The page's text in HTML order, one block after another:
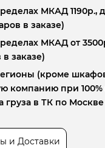
МКАД 1190р.,
в заказе)
МКАД от
в заказе)
(кроме
компанию при 100%
груза в ТК по Москве
и Доставки